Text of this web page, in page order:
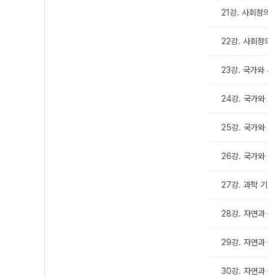
21강. 사회정
22강. 사회정
23강. 국가와
24강. 국가와
25강. 국가와
26강. 국가와
27강. 과학
28강. 자연과
29강. 자연과
30강. 자연과